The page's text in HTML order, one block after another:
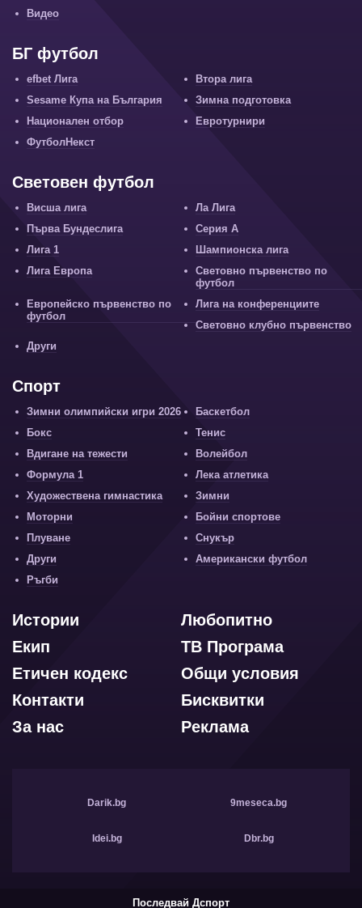
Видео
БГ футбол
efbet Лига
Втора лига
Sesame Купа на България
Зимна подготовка
Национален отбор
Евротурнири
ФутболНекст
Световен футбол
Висша лига
Ла Лига
Първа Бундеслига
Серия А
Лига 1
Шампионска лига
Лига Европа
Световно първенство по
футбол
Европейско първенство по
футбол
Лига на конференциите
Световно клубно първенство
Други
Спорт
Зимни олимпийски игри 2026
Баскетбол
Бокс
Тенис
Вдигане на тежести
Волейбол
Формула 1
Лека атлетика
Художествена гимнастика
Зимни
Моторни
Бойни спортове
Плуване
Снукър
Други
Американски футбол
Ръгби
Любопитно
Истории
ТВ Програма
Екип
Общи условия
Етичен кодекс
Бисквитки
Контакти
Реклама
За нас
Darik.bg 9meseca.bg
Idei.bg Dbr.bg
Последвай Дспорт